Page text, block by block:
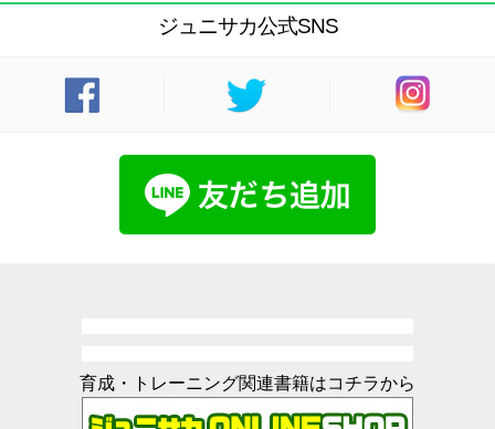
ジュニサカ公式SNS
育成・トレーニング関連書籍はコチラから